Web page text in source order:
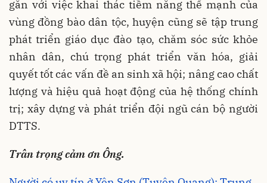
gắn với việc khai thác tiềm năng thế mạnh của
vùng đồng bào dân tộc, huyện cũng sẽ tập trung
phát triển giáo dục đào tạo, chăm sóc sức khỏe
nhân dân, chú trọng phát triển văn hóa, giải
quyết tốt các vấn đề an sinh xã hội; nâng cao chất
lượng và hiệu quả hoạt động của hệ thống chính
trị; xây dựng và phát triển đội ngũ cán bộ người
DTTS.
Trân trọng cảm ơn Ông.